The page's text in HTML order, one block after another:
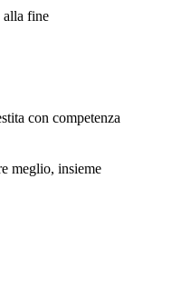
alla fine
con competenza
meglio, insieme